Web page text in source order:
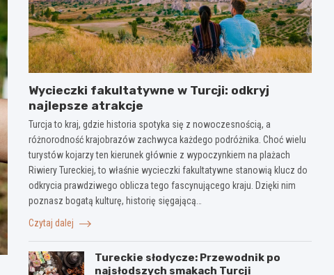
Wycieczki fakultatywne w Turcji: odkryj
najlepsze atrakcje
Turcja to kraj, gdzie historia spotyka się z nowoczesnością, a
różnorodność krajobrazów zachwyca każdego podróżnika. Choć wielu
turystów kojarzy ten kierunek głównie z wypoczynkiem na plażach
Riwiery Tureckiej, to właśnie wycieczki fakultatywne stanowią klucz do
odkrycia prawdziwego oblicza tego fascynującego kraju. Dzięki nim
poznasz bogatą kulturę, historię sięgającą…
Czytaj dalej
Tureckie słodycze: Przewodnik po
najsłodszych smakach Turcji